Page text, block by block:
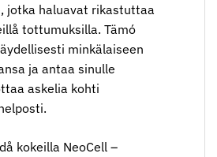
jotka haluavat rikastuttaa
tottumuksilla. Tämó
minkälaiseen
ja antaa sinulle
askelia kohti
kokeilla NeoCell –